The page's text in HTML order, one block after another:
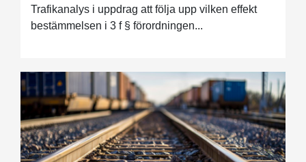
Trafikanalys i uppdrag att följa upp vilken effekt
bestämmelsen i 3 f § förordningen...